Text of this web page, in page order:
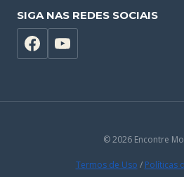
SIGA NAS REDES SOCIAIS
© 2026 Encontre
Termos de Uso / Políticas